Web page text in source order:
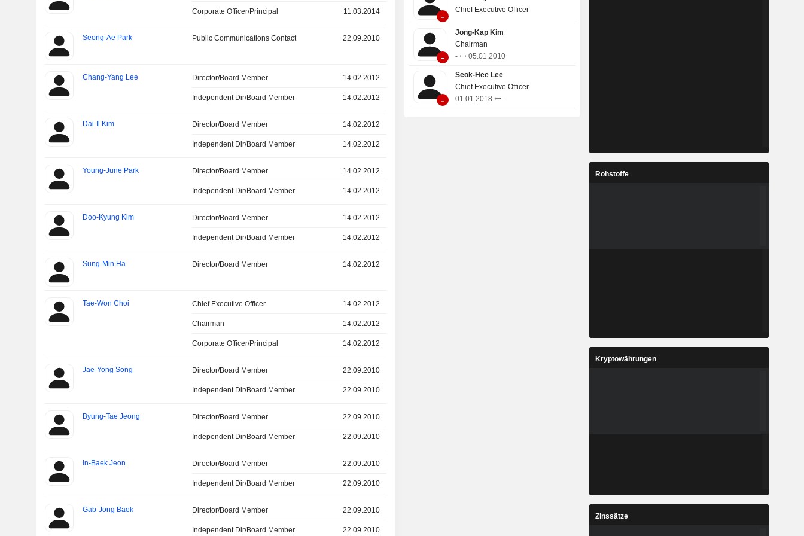
Corporate Officer/Principal 11.03.2014 21.03.2015
Seong-Ae Park Public Communications Contact 22.09.2010
Chang-Yang Lee Director/Board Member 14.02.2012 -
Independent Dir/Board Member 14.02.2012 -
Dai-Il Kim Director/Board Member 14.02.2012
Independent Dir/Board Member 14.02.2012
Young-June Park Director/Board Member 14.02.2012
Independent Dir/Board Member 14.02.2012
Doo-Kyung Kim Director/Board Member 14.02.2012
Independent Dir/Board Member 14.02.2012
Sung-Min Ha Director/Board Member 14.02.2012
Tae-Won Choi Chief Executive Officer 14.02.2012
Chairman 14.02.2012
Corporate Officer/Principal 14.02.2012
Jae-Yong Song Director/Board Member 22.09.2010
Independent Dir/Board Member 22.09.2010
Byung-Tae Jeong Director/Board Member 22.09.2010
Independent Dir/Board Member 22.09.2010
In-Baek Jeon Director/Board Member 22.09.2010
Independent Dir/Board Member 22.09.2010
Gab-Jong Baek Director/Board Member 22.09.2010
Independent Dir/Board Member 22.09.2010
-
Chief Executive Officer
-
Jong-Kap Kim
Chairman
-
05.01.2010
-
Seok-Hee Lee
Chief Executive Officer
01.01.2018
-
Rohstoffe
Kryptowährungen
Zinssätze